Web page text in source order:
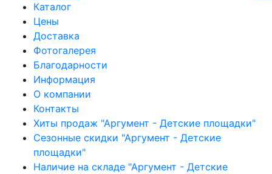
Каталог
Цены
Доставка
Фотогалерея
Благодарности
Информация
О компании
Контакты
Хиты продаж "Аргумент - Детские площадки"
Сезонные скидки "Аргумент - Детские
площадки"
Наличие на складе "Аргумент - Детские